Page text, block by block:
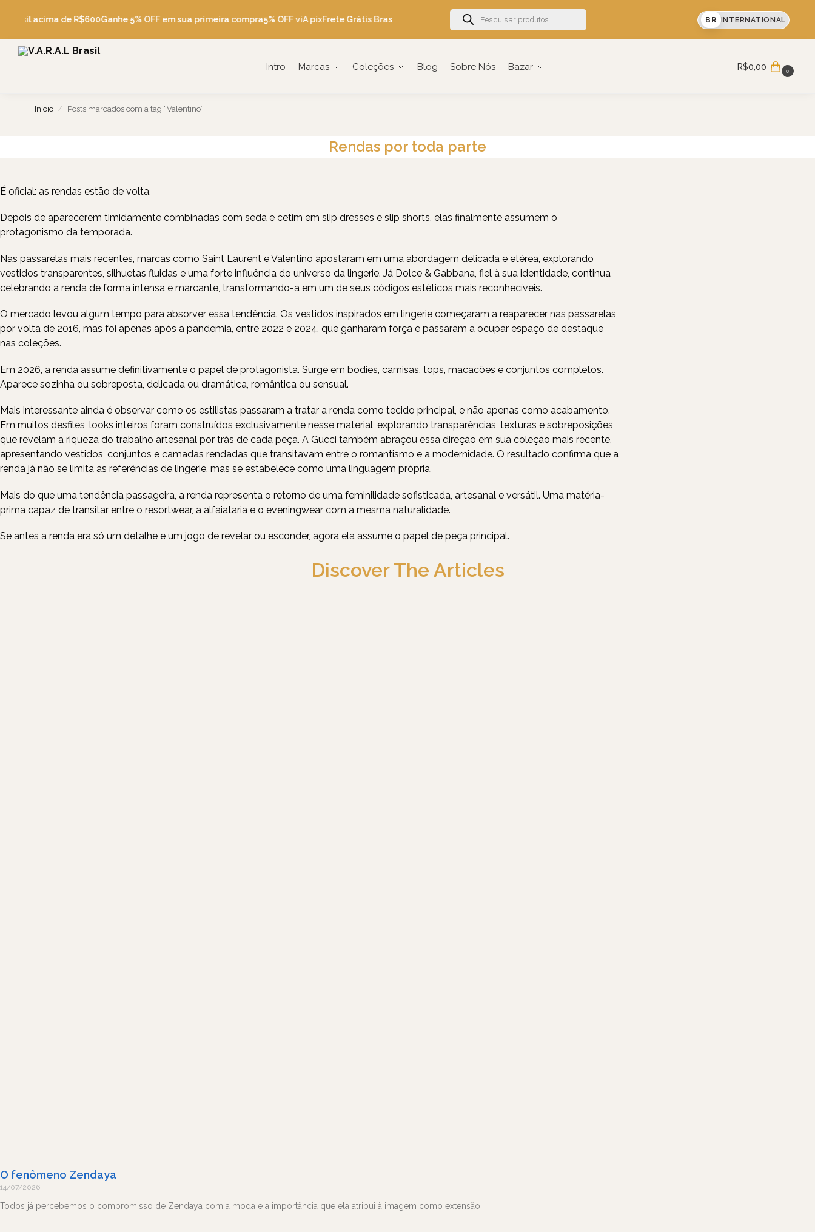
acima de R$600Ganhe 5% OFF em sua primeira compra5% OFF viA pixFrete Grátis Brasil acima de R$600 Ganhe 5% OFF em sua primeira compra BR INTERNATIONAL
Intro Marcas Coleções Blog Sobre Nós Bazar R$0,00 0
Início / Posts marcados com a tag “Valentino”
Rendas por toda parte
É oficial: as rendas estão de volta.
Depois de aparecerem timidamente combinadas com seda e cetim em slip dresses e slip shorts, elas finalmente assumem o
protagonismo da temporada.
Nas passarelas mais recentes, marcas como Saint Laurent e Valentino apostaram em uma abordagem delicada e etérea, explorando
vestidos transparentes, silhuetas fluidas e uma forte influência do universo da lingerie. Já Dolce & Gabbana, fiel à sua identidade, continua
celebrando a renda de forma intensa e marcante, transformando-a em um de seus códigos estéticos mais reconhecíveis.
O mercado levou algum tempo para absorver essa tendência. Os vestidos inspirados em lingerie começaram a reaparecer nas passarelas
por volta de 2016, mas foi apenas após a pandemia, entre 2022 e 2024, que ganharam força e passaram a ocupar espaço de destaque
nas coleções.
Em 2026, a renda assume definitivamente o papel de protagonista. Surge em bodies, camisas, tops, macacões e conjuntos completos.
Aparece sozinha ou sobreposta, delicada ou dramática, romântica ou sensual.
Mais interessante ainda é observar como os estilistas passaram a tratar a renda como tecido principal, e não apenas como acabamento.
Em muitos desfiles, looks inteiros foram construídos exclusivamente nesse material, explorando transparências, texturas e sobreposições
que revelam a riqueza do trabalho artesanal por trás de cada peça. A Gucci também abraçou essa direção em sua coleção mais recente,
apresentando vestidos, conjuntos e camadas rendadas que transitavam entre o romantismo e a modernidade. O resultado confirma que a
renda já não se limita às referências de lingerie, mas se estabelece como uma linguagem própria.
Mais do que uma tendência passageira, a renda representa o retorno de uma feminilidade sofisticada, artesanal e versátil. Uma matéria-
prima capaz de transitar entre o resortwear, a alfaiataria e o eveningwear com a mesma naturalidade.
Se antes a renda era só um detalhe e um jogo de revelar ou esconder, agora ela assume o papel de peça principal.
Discover The Articles
O fenômeno Zendaya
14/07/2026
Todos já percebemos o compromisso de Zendaya com a moda e a importância que ela atribui à imagem como extensão